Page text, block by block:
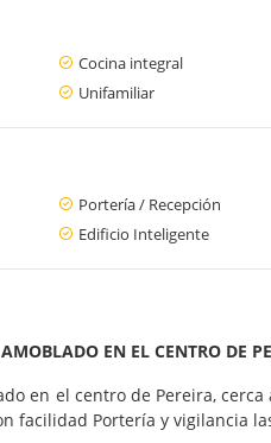
Cocina integral
Unifamiliar
Portería / Recepción
Edificio Inteligente
EN EL CENTRO DE
en el centro de Pereira,
facilidad Portería y vigilancia